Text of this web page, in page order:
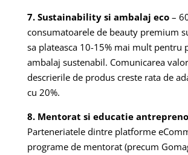
7. Sustainability si ambalaj eco–
consumatoarele de beauty premium
sa plateasca 10-15% mai mult pentru
ambalaj sustenabil. Comunicarea
descrierile de produs creste rata de
cu 20%.
8. Mentorat si educatie
Parteneriatele dintre platforme
programe de mentorat (precum